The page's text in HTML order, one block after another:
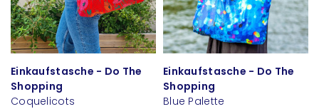
Einkaufstasche - Do The
Shopping
Coquelicots
Einkaufstasche - Do The
Shopping
Blue Palette